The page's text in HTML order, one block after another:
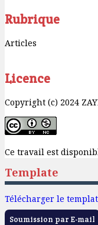
Rubrique
Articles
Licence
Copyright (c) 2024
Ce travail est
Template
Télécharger le
Soumission par E-mail